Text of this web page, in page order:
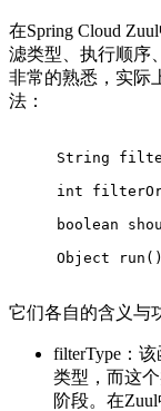
在Spring Cloud
滤类型、执行顺序
非常的熟悉，实际
法：
String
int
boolean
Object
run ()
它们各自的含义与
filterType：
类型，而这
阶段。在